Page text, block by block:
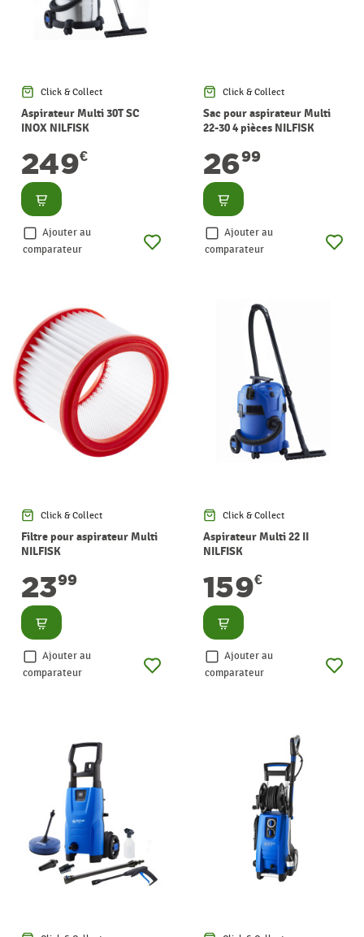
Click & Collect
Aspirateur Multi 30T SC
INOX NILFISK
249€
Consulter
Ajouter au
comparateur
Click & Collect
Sac pour aspirateur Multi
22-30 4 pièces NILFISK
2699
Consulter
Ajouter au
comparateur
Click & Collect
Filtre pour aspirateur Multi
NILFISK
2399
Consulter
Ajouter au
comparateur
Click & Collect
Aspirateur Multi 22 II
NILFISK
159€
Consulter
Ajouter au
comparateur